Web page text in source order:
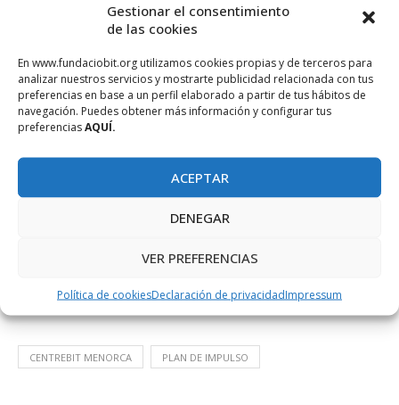
Gestionar el consentimiento
de las cookies
En www.fundaciobit.org utilizamos cookies propias y de terceros para
analizar nuestros servicios y mostrarte publicidad relacionada con tus
preferencias en base a un perfil elaborado a partir de tus hábitos de
navegación. Puedes obtener más información y configurar tus
preferenciasAQUÍ.
ACEPTAR
DENEGAR
VER PREFERENCIAS
Política de cookiesDeclaración de privacidadImpressum
empresas. Para ello hace falta dar un paso más y este Govern
lo hace con este plan de impulso que doblará el espacio”, ha
asegurado.
Seguimiento y evaluación
Con el objetivo de garantizar una gestión efectiva del Plan de
Impulso, se creará una comisión técnica transversal de
seguimiento y evaluación, formada por las diferentes áreas
que tienen influencia en las estrategias implementadas. Los
miembros serán: el delegado territorial del CentreBit Menorca,
económico-financiera, de infraestructuras y mantenimiento,
de proyectos I+D+I, de comunicación y del área jurídica.
CENTREBIT MENORCA PLAN DE IMPULSO